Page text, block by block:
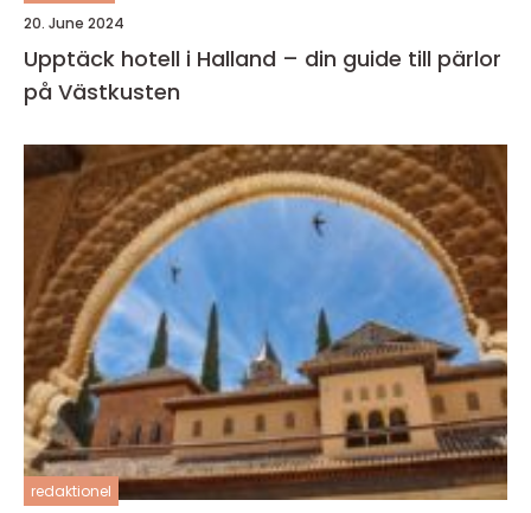
20. June 2024
Upptäck hotell i Halland – din guide till pärlor
på Västkusten
redaktionel